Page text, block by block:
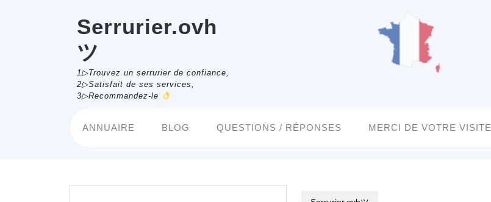
Serrurier.ovh
ツ
1▷Trouvez un serrurier de confiance,
2▷Satisfait de ses services,
3▷Recommandez-le
ANNUAIRE BLOG QUESTIONS / RÉPONSES MERCI DE VOTRE VISITE